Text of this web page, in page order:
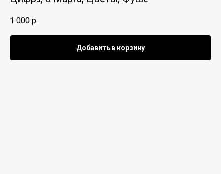
1 000 р.
Добавить в корзину